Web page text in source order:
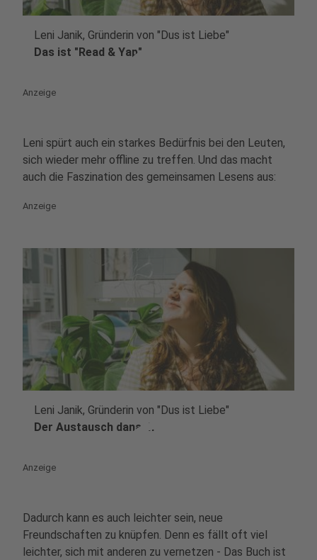
play_circle
Leni Janik, Gründerin von "Dus ist Liebe"
Das ist "Read & Yap"
Anzeige
Leni spürt auch ein starkes Bedürfnis bei den Leuten,
sich wieder mehr offline zu treffen. Und das macht
auch die Faszination des gemeinsamen Lesens aus:
Anzeige
play_circle
Leni Janik, Gründerin von "Dus ist Liebe"
Der Austausch danach
Anzeige
Dadurch kann es auch leichter sein, neue
Freundschaften zu knüpfen. Denn es fällt oft viel
leichter, sich mit anderen zu vernetzen - Das Buch ist